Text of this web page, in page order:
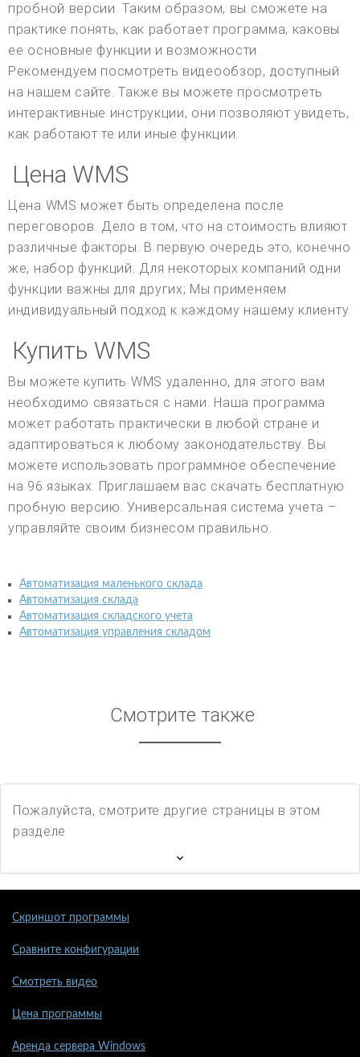
пробной версии. Таким образом, вы сможете на
практике понять, как работает программа, каковы
ее основные функции и возможности.
Рекомендуем посмотреть видеообзор, доступный
на нашем сайте. Также вы можете просмотреть
интерактивные инструкции, они позволяют увидеть,
как работают те или иные функции.
Цена WMS
Цена WMS может быть определена после
переговоров. Дело в том, что на стоимость влияют
различные факторы. В первую очередь это, конечно
же, набор функций. Для некоторых компаний одни
функции важны для других; Мы применяем
индивидуальный подход к каждому нашему клиенту.
Купить WMS
Вы можете купить WMS удаленно, для этого вам
необходимо связаться с нами. Наша программа
может работать практически в любой стране и
адаптироваться к любому законодательству. Вы
можете использовать программное обеспечение
на 96 языках. Приглашаем вас скачать бесплатную
пробную версию. Универсальная система учета –
управляйте своим бизнесом правильно.
Автоматизация маленького склада
Автоматизация склада
Автоматизация складского учета
Автоматизация управления складом
Смотрите также
Пожалуйста, смотрите другие страницы в этом
разделе
Скриншот программы
Сравните конфигурации
Смотреть видео
Цена программы
Аренда сервера Windows